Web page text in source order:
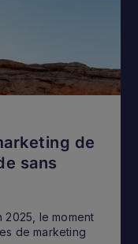
de
sans
le moment
de marketing